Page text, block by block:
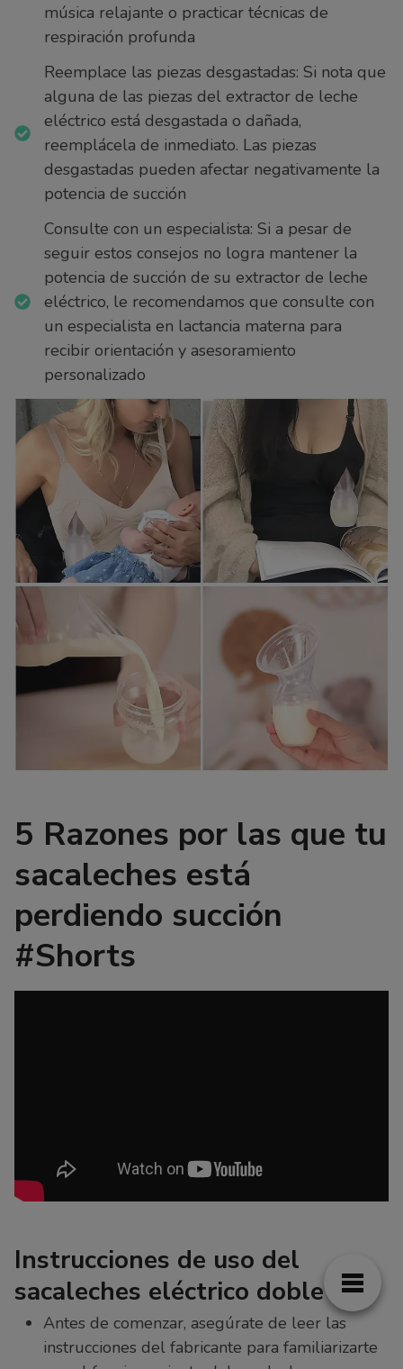
música relajante o practicar técnicas de
respiración profunda
Reemplace las piezas desgastadas: Si nota que
alguna de las piezas del extractor de leche
eléctrico está desgastada o dañada,
reemplácela de inmediato. Las piezas
desgastadas pueden afectar negativamente la
potencia de succión
Consulte con un especialista: Si a pesar de
seguir estos consejos no logra mantener la
potencia de succión de su extractor de leche
eléctrico, le recomendamos que consulte con
un especialista en lactancia materna para
recibir orientación y asesoramiento
personalizado
5 Razones por las que tu
sacaleches está
perdiendo succión
#Shorts
Instrucciones de uso del
sacaleches eléctrico doble
Antes de comenzar, asegúrate de leer las
instrucciones del fabricante para familiarizarte